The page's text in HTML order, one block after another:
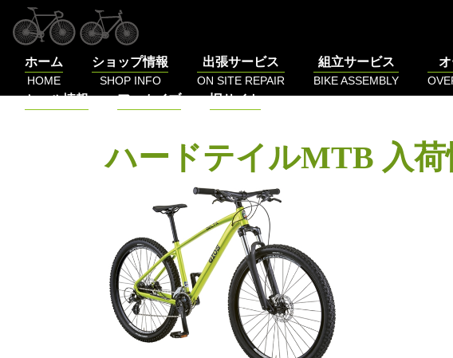
ホーム
HOME
ショップ情報
SHOP INFO
出張サービス
ON SITE REPAIR
組立サービス
BIKE ASSEMBLY
セール情報 アーカイブ 旧サイト
ハードテイルMTB 入荷